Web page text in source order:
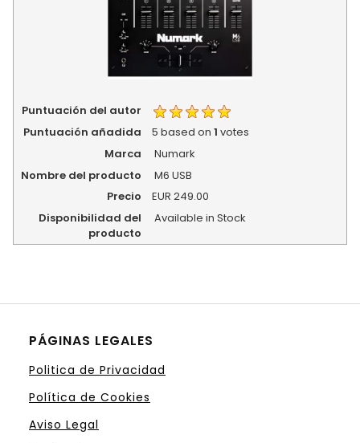
Puntuación del autor
Puntuación añadida
5 based on1 votes
Marca
Numark
Nombre del producto
M6 USB
Precio
EUR 249.00
Disponibilidad del
producto
Available in Stock
PÁGINAS LEGALES
Politica de Privacidad
Política de Cookies
Aviso Legal